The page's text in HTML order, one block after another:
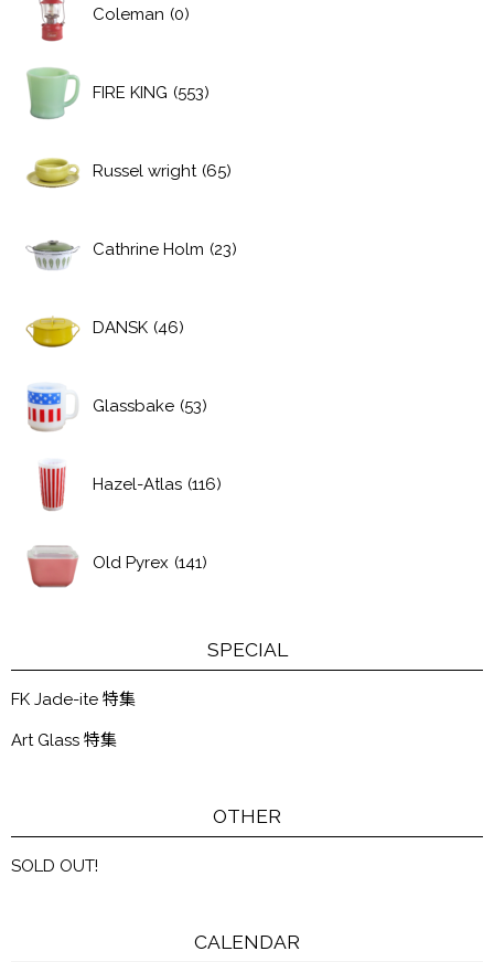
Coleman (0)
FIRE KING (553)
Russel wright (65)
Cathrine Holm (23)
DANSK (46)
Glassbake (53)
Hazel-Atlas (116)
Old Pyrex (141)
SPECIAL
FK Jade-ite 特集
Art Glass 特集
OTHER
SOLD OUT!
CALENDAR